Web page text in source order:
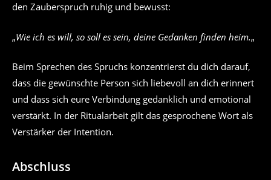
den Zauberspruch ruhig und bewusst:
„Wie ich es will, so soll es sein, deine Gedanken finden heim.„
Beim Sprechen des Spruchs konzentrierst du dich darauf,
dass die gewünschte Person sich liebevoll an dich erinnert
und dass sich eure Verbindung gedanklich und emotional
verstärkt. In der Ritualarbeit gilt das gesprochene Wort als
Verstärker der Intention.
Abschluss